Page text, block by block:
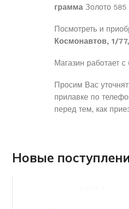
грамма Золото
Посмотреть и
Космонавтов, 1/
Магазин работает
Просим Вас
прилавке по
перед тем, как
Новые